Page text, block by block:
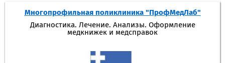
Многопрофильная поликлиника "ПрофМедЛаб"
Диагностика. Лечение. Анализы. Оформление
медкнижек и медсправок